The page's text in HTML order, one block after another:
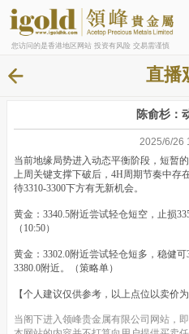
您访问的是香港地区网站 投资有风险 交易需谨慎
直播
陈俞杉：
2025/6/26
当前地缘局势进入动态平衡阶段，短暂
上周关键支撑下破后，4H周期节奏中
待3310-3300下方有无新机会。
黄金：3340.5附近尝试轻仓短空，止损
（10:50）
黄金：3302.0附近尝试轻仓短多，稳健
3380.0附近。（策略单）
【个人建议仅供参考，以上点位以卖价
当阁下进入领峰贵金属有限公司网站，